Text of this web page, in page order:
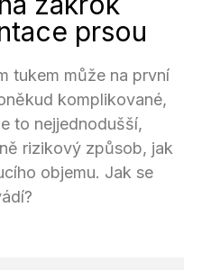
prsou
tukem může na první
komplikované,
to nejjednodušší,
rizikový způsob, jak
objemu. Jak se